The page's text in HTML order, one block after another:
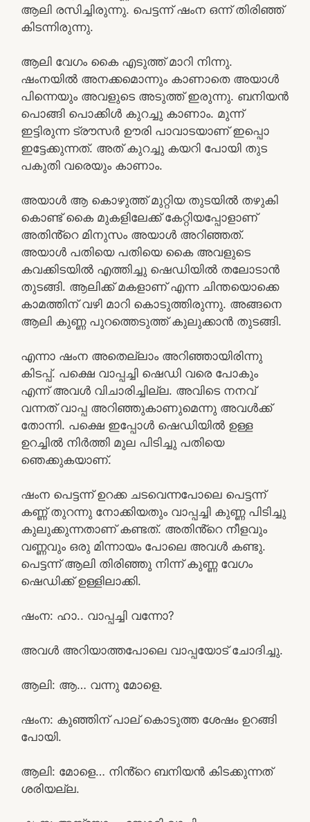
ആലി രസിച്ചിരുന്നു. പെട്ടന്ന് ഷംന ഒന്ന് തിരിഞ്ഞ്
കിടന്നിരുന്നു.
ആലി വേഗം കൈ എടുത്ത് മാറി നിന്നു.
ഷംനയിൽ അനക്കമൊന്നും കാണാതെ അയാൾ
പിന്നെയും അവളുടെ അടുത്ത് ഇരുന്നു. ബനിയൻ
പൊങ്ങി പൊക്കിൾ കുറച്ചു കാണാം. മുന്ന്
ഇട്ടിരുന്ന ട്രൗസർ ഊരി പാവാടയാണ് ഇപ്പൊ
ഇട്ടേക്കുന്നത്. അത് കുറച്ചു കയറി പോയി തുട
പകുതി വരെയും കാണാം.
അയാൾ ആ കൊഴുത്ത്‌ മുറ്റിയ തുടയിൽ തഴുകി
കൊണ്ട് കൈ മുകളിലേക്ക് കേറ്റിയപ്പോളാണ്
അതിൻ്റെ മിനുസം അയാൾ അറിഞ്ഞത്.
അയാൾ പതിയെ പതിയെ കൈ അവളുടെ
കവക്കിടയിൽ എത്തിച്ചു ഷെഡിയിൽ തലോടാൻ
തുടങ്ങി. ആലിക്ക് മകളാണ് എന്ന ചിന്തയൊക്കെ
കാമത്തിന് വഴി മാറി കൊടുത്തിരുന്നു. അങ്ങനെ
ആലി കുണ്ണ പുറത്തെടുത്ത് കുലുക്കാൻ തുടങ്ങി.
എന്നാ ഷംന അതെല്ലാം അറിഞ്ഞായിരിന്നു
കിടപ്പ്. പക്ഷെ വാപ്പച്ചി ഷെഡി വരെ പോകും
എന്ന് അവൾ വിചാരിച്ചില്ല. അവിടെ നനവ്
വന്നത് വാപ്പ അറിഞ്ഞുകാണുമെന്നു അവൾക്ക്
തോന്നി. പക്ഷെ ഇപ്പോൾ ഷെഡിയിൽ ഉള്ള
ഉറച്ചിൽ നിർത്തി മുല പിടിച്ചു പതിയെ
ഞെക്കുകയാണ്.
ഷംന പെട്ടന്ന് ഉറക്ക ചടവെന്നപോലെ പെട്ടന്ന്
കണ്ണ് തുറന്നു നോക്കിയതും വാപ്പച്ചി കുണ്ണ പിടിച്ചു
കുലുക്കുന്നതാണ് കണ്ടത്. അതിൻ്റെ നീളവും
വണ്ണവും ഒരു മിന്നായം പോലെ അവൾ കണ്ടു.
പെട്ടന്ന് ആലി തിരിഞ്ഞു നിന്ന് കുണ്ണ വേഗം
ഷെഡിക്ക് ഉള്ളിലാക്കി.
ഷംന: ഹാ.. വാപ്പച്ചി വന്നോ?
അവൾ അറിയാത്തപോലെ വാപ്പയോട് ചോദിച്ചു.
ആലി: ആ… വന്നു മോളെ.
ഷംന: കുഞ്ഞിന് പാല് കൊടുത്ത ശേഷം ഉറങ്ങി
പോയി.
ആലി: മോളെ… നിൻ്റെ ബനിയൻ കിടക്കുന്നത്
ശരിയല്ല.